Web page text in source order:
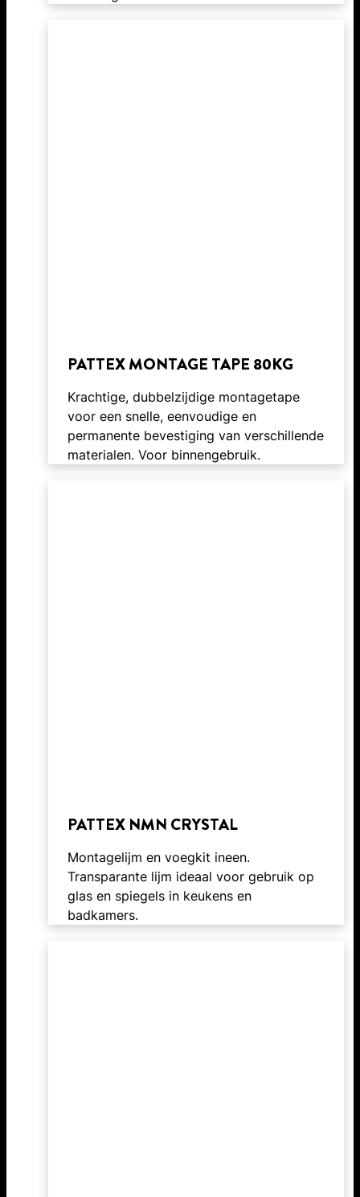
PATTEX MONTAGE TAPE 80KG
Krachtige, dubbelzijdige montagetape
voor een snelle, eenvoudige en
permanente bevestiging van verschillende
materialen. Voor binnengebruik.
PATTEX NMN CRYSTAL
Montagelijm en voegkit ineen.
Transparante lijm ideaal voor gebruik op
glas en spiegels in keukens en
badkamers.